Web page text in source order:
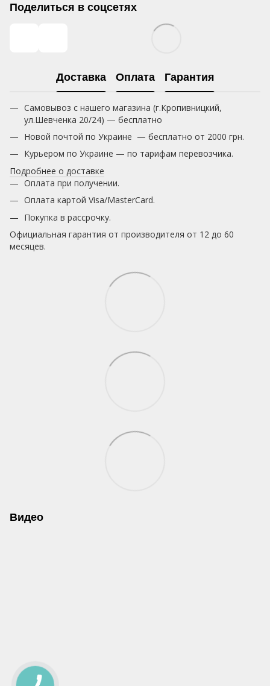
Поделиться в соцсетях
Доставка Оплата Гарантия
Самовывоз с нашего магазина (г.Кропивницкий,
ул.Шевченка 20/24) — бесплатно
Новой почтой по Украине — бесплатно от 2000 грн.
Курьером по Украине — по тарифам перевозчика.
Подробнее о доставке
Оплата при получении.
Оплата картой Visa/MasterCard.
Покупка в рассрочку.
Официальная гарантия от производителя от 12 до 60
месяцев.
Видео